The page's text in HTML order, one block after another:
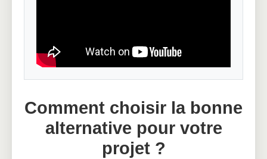
Comment choisir la bonne
alternative pour votre
projet ?